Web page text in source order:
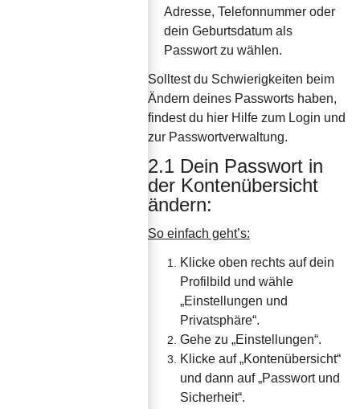
Adresse, Telefonnummer oder
dein Geburtsdatum als
Passwort zu wählen.
Solltest du Schwierigkeiten beim
Ändern deines Passworts haben,
findest du hier Hilfe zum Login und
zur Passwortverwaltung.
2.1 Dein Passwort in
der Kontenübersicht
ändern:
So einfach geht’s:
Klicke oben rechts auf dein
Profilbild und wähle
„Einstellungen und
Privatsphäre“.
Gehe zu „Einstellungen“.
Klicke auf „Kontenübersicht“
und dann auf „Passwort und
Sicherheit“.